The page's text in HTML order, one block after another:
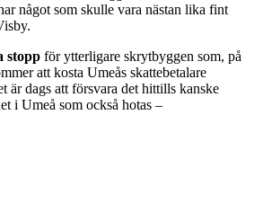
något som skulle vara nästan lika fint
stopp för ytterligare skrytbyggen som, på
att kosta Umeås skattebetalare
är dags att försvara det hittills kanske
i Umeå som också hotas –